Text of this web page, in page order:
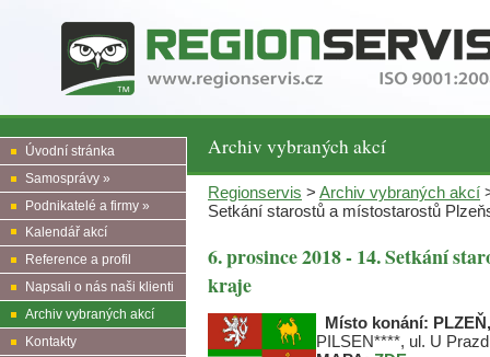
Archiv vybraných akcí
Úvodní stránka
Samosprávy »
Podnikatelé a firmy »
Kalendář akcí
Reference a profil
Napsali o nás naši klienti
Archiv vybraných akcí
Kontakty
Regionservis > Archiv vybraných akcí
Setkání starostů a místostarostů
6. prosince 2018 - 14. Setkání
kraje
Místo konání: PLZEŇ,
PILSEN****, ul. U